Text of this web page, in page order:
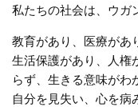
私たちの社会は、ウガ
教育があり、医療があ
生活保護があり、人権
らず、生きる意味がわ
自分を見失い、心を病